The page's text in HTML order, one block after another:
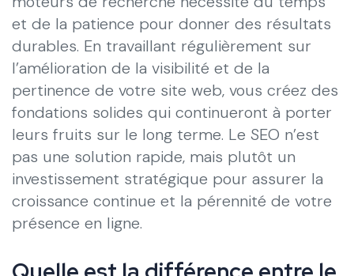
et de la patience pour donner des résultats
durables. En travaillant régulièrement sur
l’amélioration de la visibilité et de la
pertinence de votre site web, vous créez des
fondations solides qui continueront à porter
leurs fruits sur le long terme. Le SEO n’est
pas une solution rapide, mais plutôt un
investissement stratégique pour assurer la
croissance continue et la pérennité de votre
présence en ligne.